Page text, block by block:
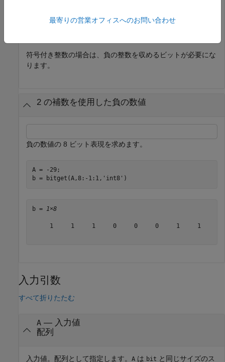
   1   1   1   1   1   1   1   1
符号付き整数の場合は、負の整数を収めるビットが必要にな
ります。
2 の補数を使用した負の数値
負の数値の 8 ビット表現を求めます。
A = -29;
b = bitget(A,8:-1:1, 'int8' )
b = 1×8
     1     1     1     0     0     0     1     1
入力引数
すべて折りたたむ
A— 入力値
配列
入力値。配列として指定します。 A は bit と同じサイズのス
最寄りの営業オフィスへのお問い合わせ